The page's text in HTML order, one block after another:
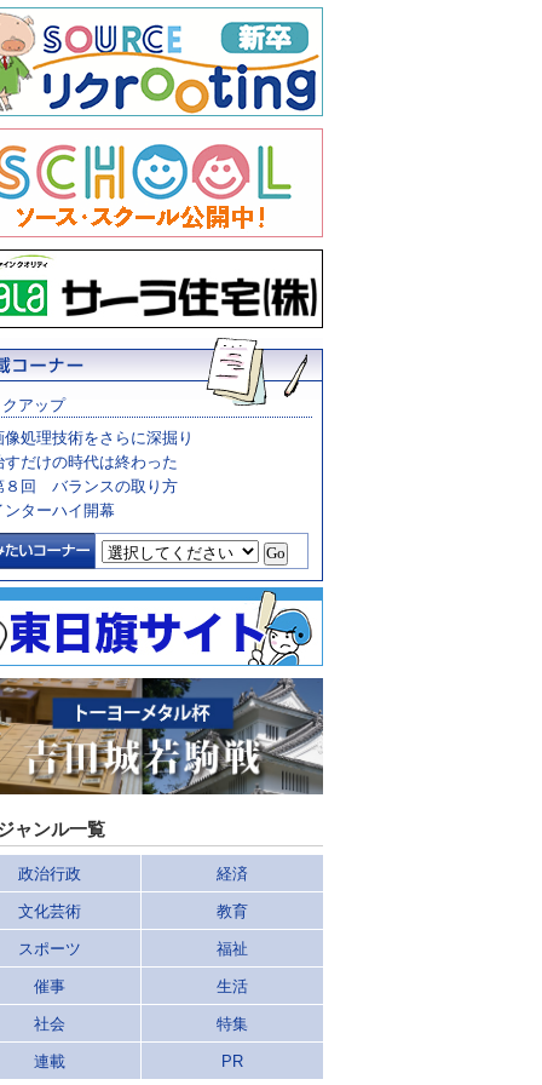
アップ
像処理技術をさらに深掘り
すだけの時代は終わった
８回 バランスの取り方
ンターハイ開幕
ャンル一覧
政治行政 経済
文化芸術 教育
スポーツ 福祉
催事 生活
社会 特集
連載 PR